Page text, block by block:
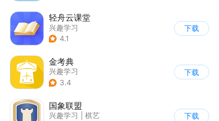
轻舟云课堂
兴趣学习
4.1
下载
金考典
兴趣学习
3.4
下载
国象联盟
兴趣学习
棋艺
下载